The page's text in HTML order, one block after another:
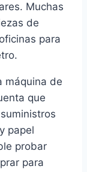
Muchas
de
para
máquina de
que
papel
probar
para